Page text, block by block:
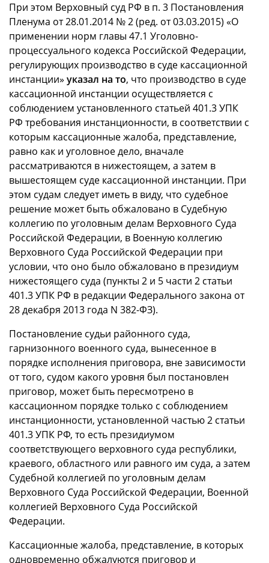
При этом Верховный суд РФ в п. 3 Постановления
Пленума от 28.01.2014 № 2 (ред. от 03.03.2015) «О
применении норм главы 47.1 Уголовно-
процессуального кодекса Российской Федерации,
регулирующих производство в суде кассационной
инстанции» указал на то, что производство в суде
кассационной инстанции осуществляется с
соблюдением установленного статьей 401.3 УПК
РФ требования инстанционности, в соответствии с
которым кассационные жалоба, представление,
равно как и уголовное дело, вначале
рассматриваются в нижестоящем, а затем в
вышестоящем суде кассационной инстанции. При
этом судам следует иметь в виду, что судебное
решение может быть обжаловано в Судебную
коллегию по уголовным делам Верховного Суда
Российской Федерации, в Военную коллегию
Верховного Суда Российской Федерации при
условии, что оно было обжаловано в президиум
нижестоящего суда (пункты 2 и 5 части 2 статьи
401.3 УПК РФ в редакции Федерального закона от
28 декабря 2013 года N 382-ФЗ).
Постановление судьи районного суда,
гарнизонного военного суда, вынесенное в
порядке исполнения приговора, вне зависимости
от того, судом какого уровня был постановлен
приговор, может быть пересмотрено в
кассационном порядке только с соблюдением
инстанционности, установленной частью 2 статьи
401.3 УПК РФ, то есть президиумом
соответствующего верховного суда республики,
краевого, областного или равного им суда, а затем
Судебной коллегией по уголовным делам
Верховного Суда Российской Федерации, Военной
коллегией Верховного Суда Российской
Федерации.
Кассационные жалоба, представление, в которых
одновременно обжалуются приговор и